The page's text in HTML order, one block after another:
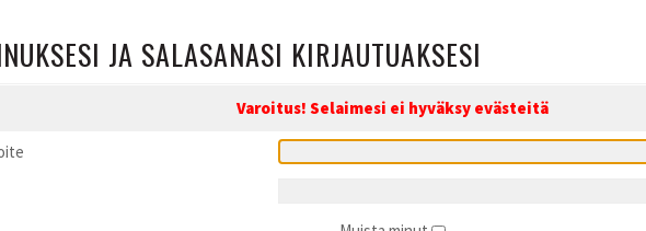
JA SALASANASI KIRJAUTUAKSESI
Varoitus! Selaimesi ei hyväksy evästeitä